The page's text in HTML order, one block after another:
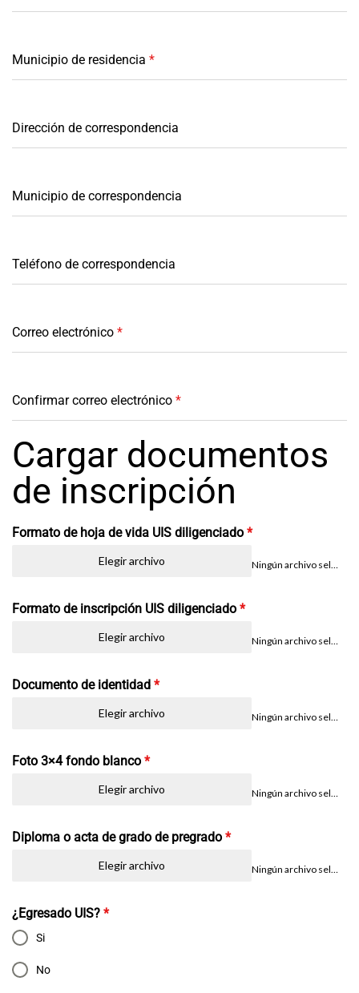
Municipio de residencia *
Dirección de correspondencia
Municipio de correspondencia
Teléfono de correspondencia
Correo electrónico *
Confirmar correo electrónico *
Cargar documentos
de inscripción
Formato de hoja de vida UIS diligenciado *
Elegir archivo Ningún archivo seleccionado
Formato de inscripción UIS diligenciado *
Elegir archivo Ningún archivo seleccionado
Documento de identidad *
Elegir archivo Ningún archivo seleccionado
Foto 3×4 fondo blanco *
Elegir archivo Ningún archivo seleccionado
Diploma o acta de grado de pregrado *
Elegir archivo Ningún archivo seleccionado
¿Egresado UIS? *
Si
No